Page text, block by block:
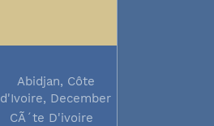
Abidjan, Côte
d'Ivoire, December
2017
CÃ´te D'ivoire